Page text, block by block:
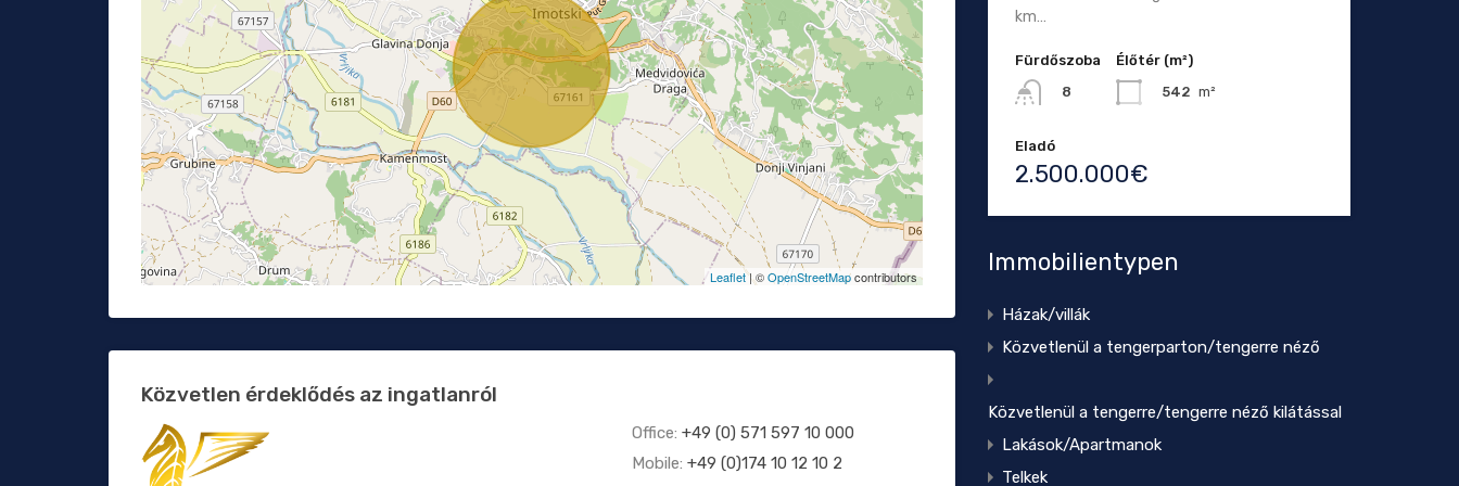
Leaflet| ©OpenStreetMapcontributors
Közvetlen érdeklődés az ingatlanról
Office: +49 (0) 571 597 10 000
Mobile: +49 (0)174 10 12 10 2
km…
Fürdőszoba
8
Élőtér (m²)
542 m²
Eladó
2.500.000€
Immobilientypen
Házak/villák
Közvetlenül a tengerparton/tengerre néző
Közvetlenül a tengerre/tengerre néző kilátással
Lakások/Apartmanok
Telkek